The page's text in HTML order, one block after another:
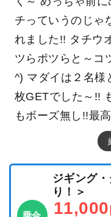
チっていうのじゃ
れました!! タチウ
ツらポツらと～コ
^) マダイは２名様
枚GETでした～!!
もボーズ無し!!最
ジギング
り！＞
11,000